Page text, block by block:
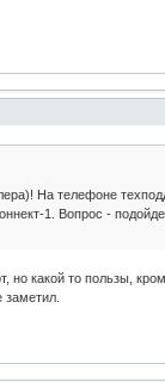
На телефоне
1. Вопрос -
но какой то пользы,
заметил.